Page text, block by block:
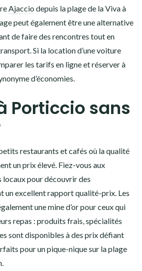
Ajaccio depuis la plage de la Viva à
peut également être une alternative
de faire des rencontres tout en
Si la location d’une voiture
les tarifs en ligne et réserver à
d’économies.
Porticcio sans
restaurants et cafés où la qualité
un prix élevé. Fiez-vous aux
pour découvrir des
un excellent rapport qualité-prix. Les
une mine d’or pour ceux qui
repas : produits frais, spécialités
sont disponibles à des prix défiant
pour un pique-nique sur la plage